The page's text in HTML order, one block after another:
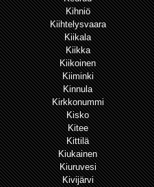
Kihniö
Kiihtelysvaara
Kiikala
Kiikka
Kiikoinen
Kiiminki
Kinnula
Kirkkonummi
Kisko
Kitee
Kittilä
Kiukainen
Kiuruvesi
Kivijärvi